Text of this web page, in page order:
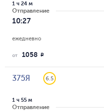
Отправление
10:27
1 ч 24 м
ежедневно
от 1058 R
375Я 6.5
Отправление
1 ч 55 м